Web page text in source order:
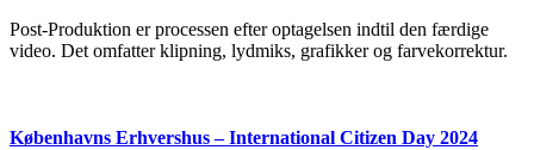
Post-Produktion er processen efter optagelsen indtil den færdige
video. Det omfatter klipning, lydmiks, grafikker og farvekorrektur.
Københavns Erhvershus – International Citizen Day 2024